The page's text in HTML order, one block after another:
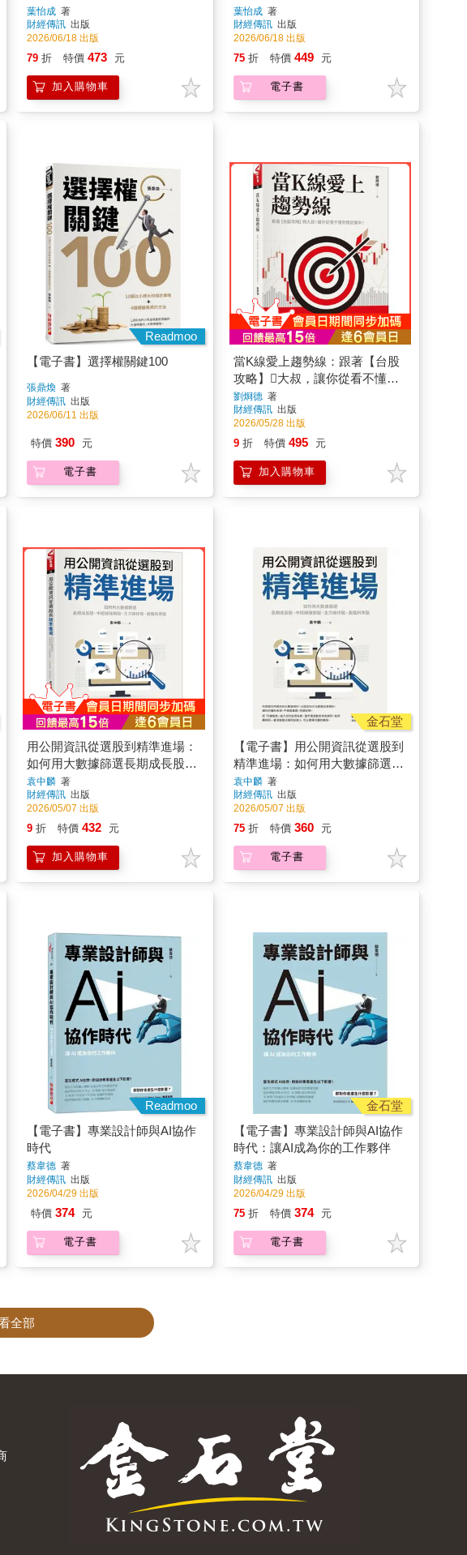
Readmoo
【電子書】選擇權關鍵100
張鼎煥
著
財經傳訊 出版
2026/06/11 出版
特價
電子書
當K線愛上趨勢線：跟著【台股
攻略】大叔，讓你從看不懂到
穩定獲利！
劉烱德
財經傳訊
2026/05/28 出版
特價 495 元
加入購物車
用公開資訊從選股到精準進場：
如何用大數據篩選長期成長股、
中短線強勢股、主力操作股、高
殖利率股
袁中麟
財經傳訊
2026/05/07 出版
特價 432 元
加入購物車
金石堂
【電子書】用公開資訊從選股到
精準進場：如何用大數據篩選長
期成長股、中短線強勢股、主力
操作股、高殖利率股
2026/05/07 出版
特價 360 元
電子書
Readmoo
【電子書】專業設計師與AI協作
時代
蔡韋德
著
財經傳訊出版
2026/04/29 出版
374 元
電子書
金石堂
【電子書】專業設計師與AI協作
時代：讓AI成為你的工作夥伴
著
財經傳訊
2026/04/29 出版
特價 374
電子書
看全部
訂閱
粉絲團
追蹤